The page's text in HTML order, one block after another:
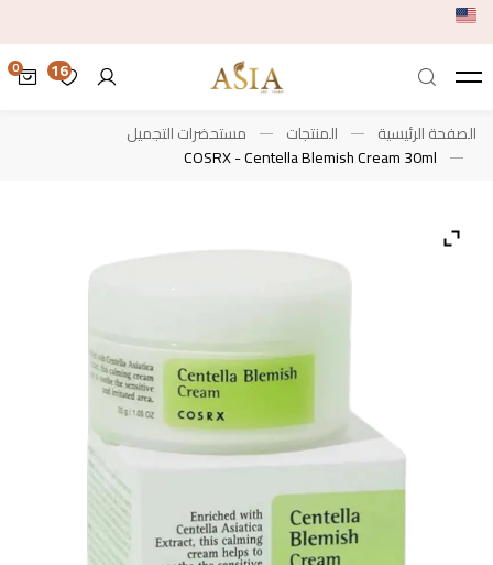
16
الصفحة الرئيسية المنتجات
مستحضرات التجميل
COSRX - Centella Blemish Cream 30ml